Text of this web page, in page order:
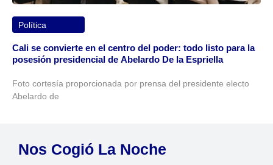
Política
Cali se convierte en el centro del poder: todo listo para la
posesión presidencial de Abelardo De la Espriella
Foto cortesía proporcionada por prensa del presidente electo
Abelardo de
Nos Cogió La Noche